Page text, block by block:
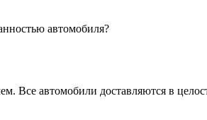
автомобиля?
Все автомобили доставляются в